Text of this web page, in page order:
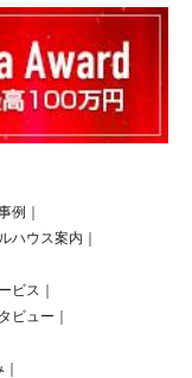
例
ハウス案内
ビス
ビュー